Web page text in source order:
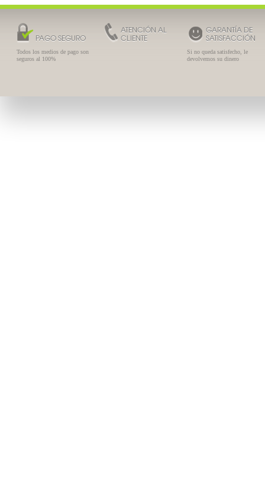
PAGO SEGURO
Todos los medios de pago son
seguros al 100%
ATENCIÓN AL
CLIENTE
GARANTÍA DE
SATISFACCIÓN
Si no queda satisfecho, le
devolvemos su dinero